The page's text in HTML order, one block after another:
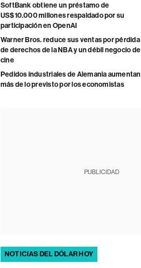
SoftBank obtiene un préstamo de
US$10.000 millones respaldado por su
participación en OpenAI
Warner Bros. reduce sus ventas por pérdida
de derechos de la NBA y un débil negocio de
cine
Pedidos industriales de Alemania aumentan
más de lo previsto por los economistas
PUBLICIDAD
NOTICIAS DEL DÓLAR HOY